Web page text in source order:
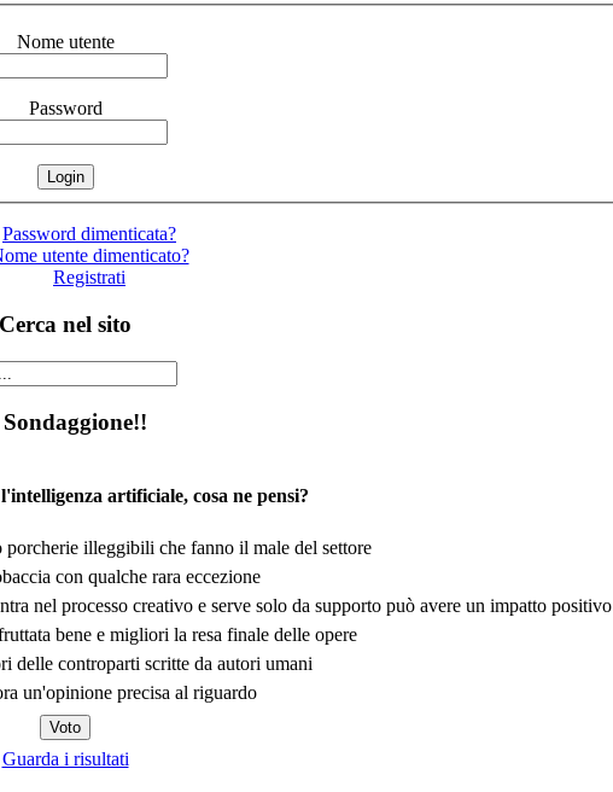
Nome utente
Password
Password dimenticata?
utente dimenticato?
Registrati
Cerca nel sito
artificiale, cosa ne pensi?
illeggibili che fanno il male del settore
con qualche rara eccezione
nel processo creativo e serve solo da supporto può avere un impatto positivo
bene e migliori la resa finale delle opere
delle controparti scritte da autori umani
un'opinione precisa al riguardo
Guarda i risultati